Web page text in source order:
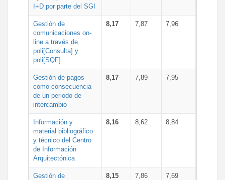
I+D por parte del SGI
Gestión de
comunicaciones on-
line a través de
poli[Consulta] y
poli[SQF]
8,17 7,87 7,96
Gestión de pagos
como consecuencia
de un periodo de
intercambio
8,17 7,89 7,95
Información y
material bibliográfico
y técnico del Centro
de Información
Arquitectónica
8,16 8,62 8,84
Gestión de
8,15 7,86 7,69